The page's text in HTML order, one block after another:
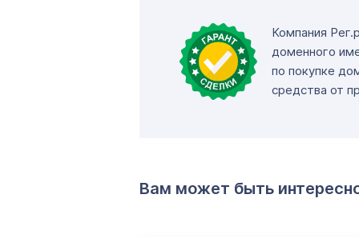
Компания
доменного
по покупке
средства от
Вам может быть